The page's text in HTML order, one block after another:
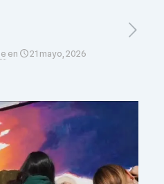
en 21 mayo, 2026